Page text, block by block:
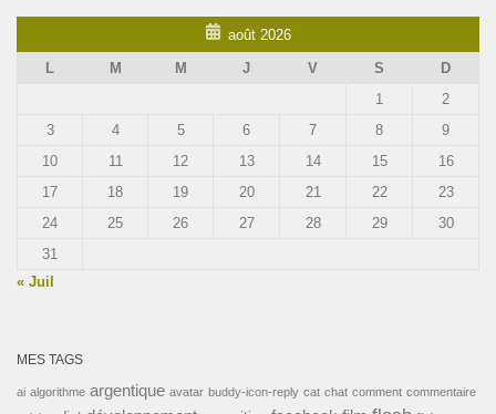
août 2026
L
M M J V S
D
1
2
3
4 5 6 7 8
9
10
11 12 13 14 15
16
17
18 19 20 21 22
23
24
25 26 27 28 29
30
31
« Juil
MES TAGS
ai algorithme argentique avatar buddy-icon-reply cat chat comment commentaire